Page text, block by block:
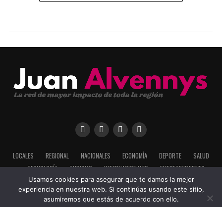
LOCALES REGIONAL NACIONALES ECONOMÍA DEPORTE
SALUD
TECNOLOGÍA
TURISMO INTERNACIONALES ENTRETENIMIENTO
Usamos cookies para asegurar que te damos la mejor
experiencia en nuestra web. Si continúas usando este sitio,
asumiremos que estás de acuerdo con ello.